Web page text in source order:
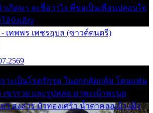
าเกิดมา จะชื่อว่าไง พี่ขอเป็นเพื่อนปลอบใจ
อ้บังเอิญ
เทพพร เพชรอุบล (ซาวด์ดนตรี)
ราะเป็นโรครักรุม ในอกกลัดกลุ้ม โดนแฟน
ขารวย และรูปหล่อ มาพะเน้าพะนอ
า สงสาร บัวทองเศร้า น้ำตาคลอเบ้า เฝ้า